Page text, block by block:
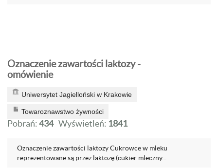
Oznaczenie zawartości laktozy -
omówienie
Uniwersytet Jagielloński w Krakowie
Towaroznawstwo żywności
Pobrań:434 Wyświetleń: 1841
Oznaczenie zawartości laktozy Cukrowce w mleku
reprezentowane są przez laktozę (cukier mleczny...